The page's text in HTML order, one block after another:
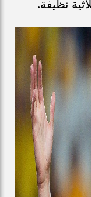
نظيفة.